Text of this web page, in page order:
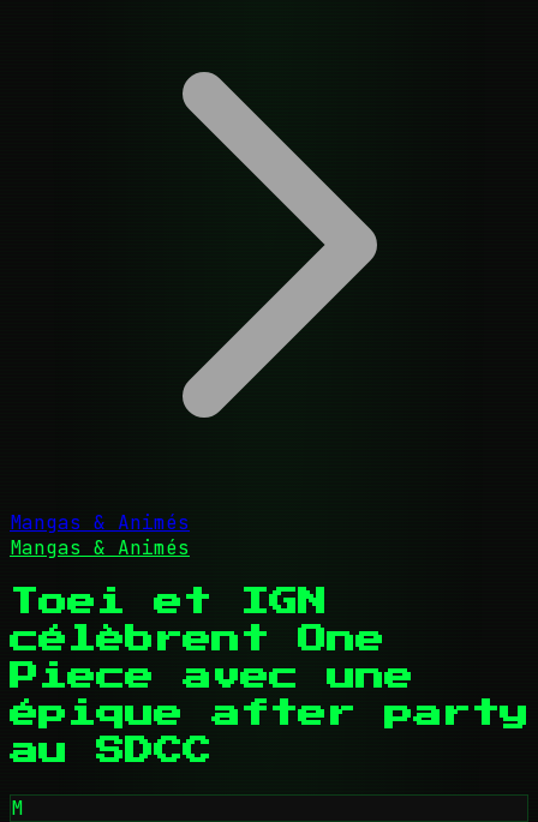
Mangas & Animés
Mangas & Animés
Toei et IGN
célèbrent One
Piece avec une
épique after party
au SDCC
M